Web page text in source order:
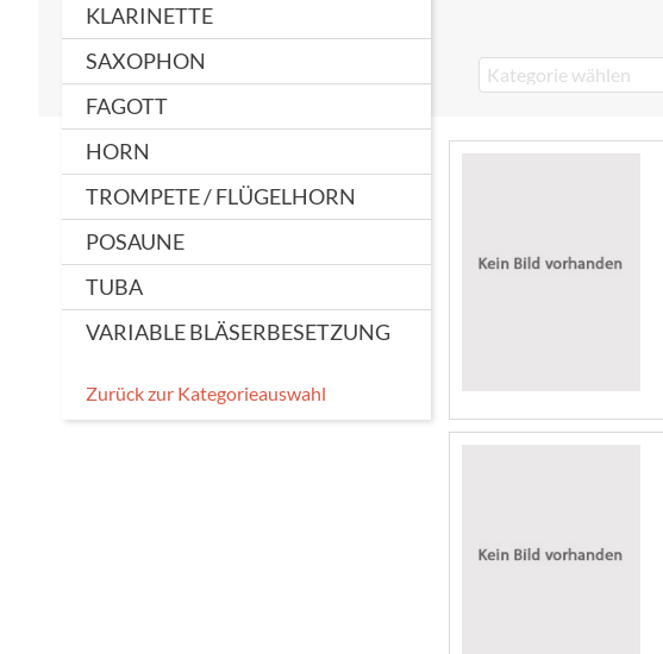
KLARINETTE
SAXOPHON
FAGOTT
HORN
TROMPETE / FLÜGELHORN
POSAUNE
TUBA
VARIABLE BLÄSERBESETZUNG
Zurück zur Kategorieauswahl
Kategorie wählen